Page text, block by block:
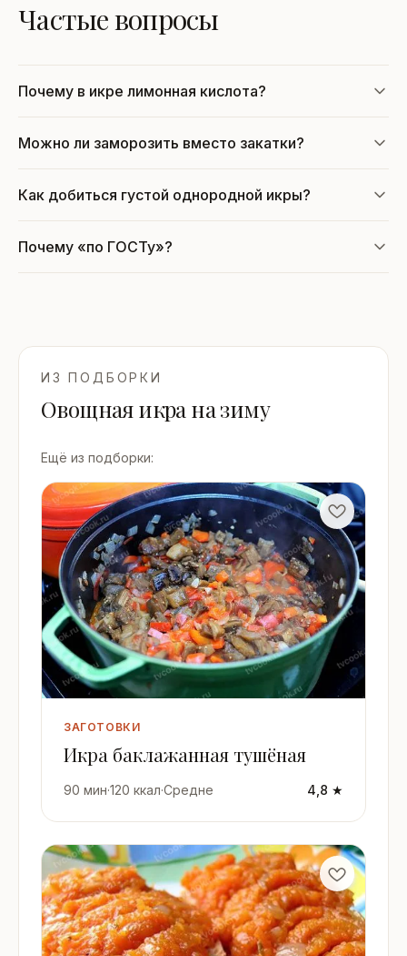
Частые вопросы
Почему в икре лимонная кислота?
Можно ли заморозить вместо закатки?
Как добиться густой однородной икры?
Почему «по ГОСТу»?
ИЗ ПОДБОРКИ
Овощная икра на зиму
Ещё из подборки:
ЗАГОТОВКИ
Икра баклажанная тушёная
90 мин·120 ккал·Средне 4,8 ★